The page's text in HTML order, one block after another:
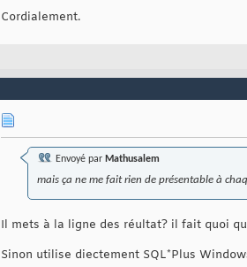
Cordialement.
Envoyé par Mathusalem
mais ça ne me fait rien de présentable à
Il mets à la ligne des réultat? il fait quoi
Sinon utilise diectement SQL*Plus